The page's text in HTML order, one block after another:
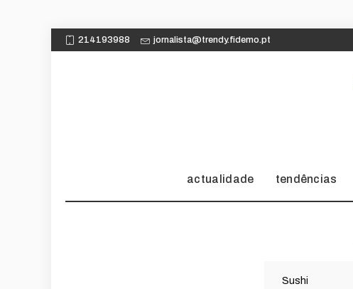
214193988 jornalista@trendy.fidemo.pt
actualidade tendências